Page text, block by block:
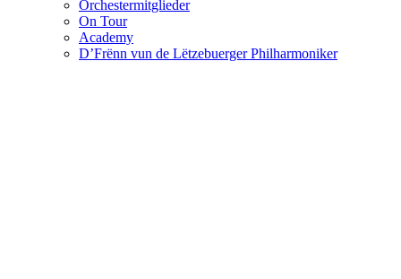
Orchestermitglieder
On Tour
Academy
D’Frënn vun de Lëtzebuerger Philharmoniker